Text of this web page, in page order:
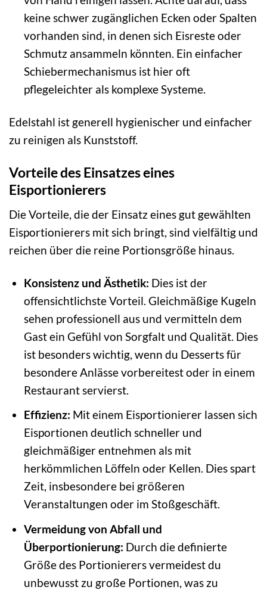
keine schwer zugänglichen Ecken oder Spalten
vorhanden sind, in denen sich Eisreste oder
Schmutz ansammeln könnten. Ein einfacher
Schiebermechanismus ist hier oft
pflegeleichter als komplexe Systeme.
Edelstahl ist generell hygienischer und einfacher
zu reinigen als Kunststoff.
Vorteile des Einsatzes eines
Eisportionierers
Die Vorteile, die der Einsatz eines gut gewählten
Eisportionierers mit sich bringt, sind vielfältig und
reichen über die reine Portionsgröße hinaus.
Konsistenz und Ästhetik: Dies ist der
offensichtlichste Vorteil. Gleichmäßige Kugeln
sehen professionell aus und vermitteln dem
Gast ein Gefühl von Sorgfalt und Qualität. Dies
ist besonders wichtig, wenn du Desserts für
besondere Anlässe vorbereitest oder in einem
Restaurant servierst.
Effizienz: Mit einem Eisportionierer lassen sich
Eisportionen deutlich schneller und
gleichmäßiger entnehmen als mit
herkömmlichen Löffeln oder Kellen. Dies spart
Zeit, insbesondere bei größeren
Veranstaltungen oder im Stoßgeschäft.
Vermeidung von Abfall und
Überportionierung: Durch die definierte
Größe des Portionierers vermeidest du
unbewusst zu große Portionen, was zu